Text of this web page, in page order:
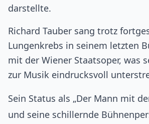
darstellte.
Richard Tauber sang trotz
Lungenkrebs in seinem letzten
mit der Wiener Staatsoper, was
zur Musik eindrucksvoll
Sein Status als „Der Mann mit
und seine schillernde